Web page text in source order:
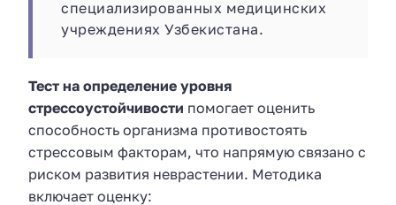
специализированных медицинских
учреждениях Узбекистана.
Тест на определение уровня
стрессоустойчивости помогает оценить
способность организма противостоять
стрессовым факторам, что напрямую связано с
риском развития неврастении. Методика
включает оценку: